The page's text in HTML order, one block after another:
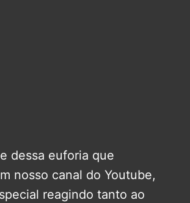
dessa euforia que
nosso canal do Youtube,
reagindo tanto ao